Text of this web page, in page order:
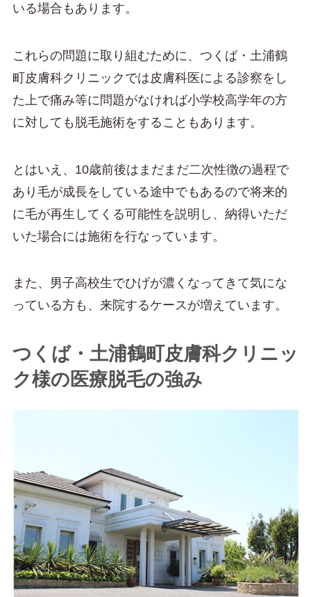
いる場合もあります。
これらの問題に取り組むために、つくば・土浦鶴
町皮膚科クリニックでは皮膚科医による診察をし
た上で痛み等に問題がなければ小学校高学年の方
に対しても脱毛施術をすることもあります。
とはいえ、10歳前後はまだまだ二次性徴の過程で
あり毛が成長をしている途中でもあるので将来的
に毛が再生してくる可能性を説明し、納得いただ
いた場合には施術を行なっています。
また、男子高校生でひげが濃くなってきて気にな
っている方も、来院するケースが増えています。
つくば・土浦鶴町皮膚科クリニッ
ク様の医療脱毛の強み